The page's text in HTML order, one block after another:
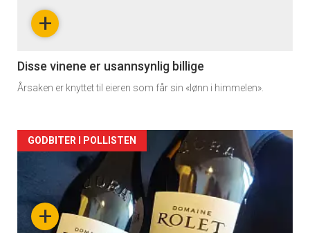
nå
2
+
Disse vinene er usannsynlig billige
Årsaken er knyttet til eieren som får sin «lønn i himmelen».
Forsiden
akkurat
nå+
GODBITER I POLLISTEN